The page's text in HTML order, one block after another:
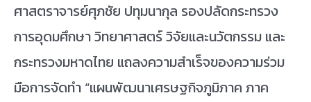
ศาสตราจารย์ศุภชัย ปทุมนากุล รองปลัดกระทรวง
การอุดมศึกษา วิทยาศาสตร์ วิจัยและนวัตกรรม และ
กระทรวงมหาดไทย แถลงความสำเร็จของความร่วม
มือการจัดทำ “แผนพัฒนาเศรษฐกิจภูมิภาค ภาค